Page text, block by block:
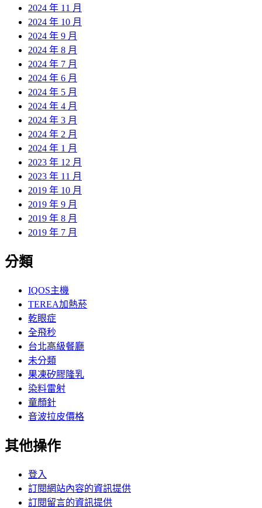
2024 年 11 月
2024 年 10 月
2024 年 9 月
2024 年 8 月
2024 年 7 月
2024 年 6 月
2024 年 5 月
2024 年 4 月
2024 年 3 月
2024 年 2 月
2024 年 1 月
2023 年 12 月
2023 年 11 月
2019 年 10 月
2019 年 9 月
2019 年 8 月
2019 年 7 月
分類
IQOS主機
TEREA加熱菸
乾眼症
全飛秒
台北高級餐廳
未分類
果凍矽膠隆乳
染料雷射
童顏針
音波拉皮價格
其他操作
登入
訂閱網站內容的資訊提供
訂閱留言的資訊提供